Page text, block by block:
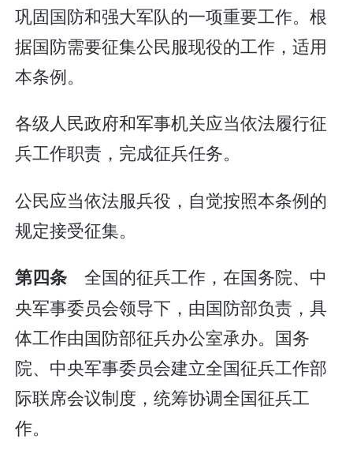
巩固国防和强大军队的一项重要工作。根
据国防需要征集公民服现役的工作，适用
本条例。
各级人民政府和军事机关应当依法履行征
兵工作职责，完成征兵任务。
公民应当依法服兵役，自觉按照本条例的
规定接受征集。
第四条 全国的征兵工作，在国务院、中
央军事委员会领导下，由国防部负责，具
体工作由国防部征兵办公室承办。国务
院、中央军事委员会建立全国征兵工作部
际联席会议制度，统筹协调全国征兵工
作。